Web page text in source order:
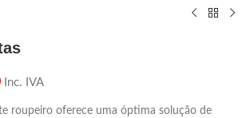
Inc. IVA
roupeiro oferece uma óptima solução de